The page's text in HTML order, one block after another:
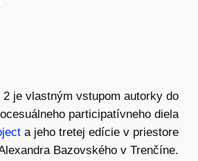
2 je vlastným vstupom autorky do
participatívneho diela
a jeho tretej edície v priestore
Bazovského v Trenčíne.